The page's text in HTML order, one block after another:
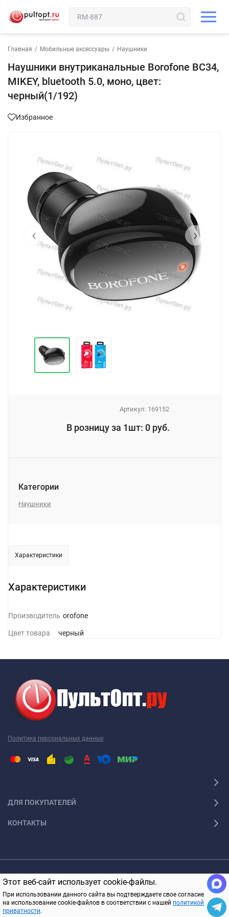
Этот веб-сайт использует cookie-файлы.
При использовании данного сайта вы подтверждаете свое согласие
на использование cookie-файлов в соответствии с нашей политикой
приватности.
Главная / Мобильные аксессуары / Наушники
Наушники внутриканальные Borofone BC34,
MIKEY, bluetooth 5.0, моно, цвет:
черный(1/192)
Избранное
‹ ›
Артикул: 169152
В розницу за 1шт: 0 руб.
В КОРЗИНУ
Категории
Наушники
Характеристики
Характеристики
ПроизводительBorofone
Цвет товара черный
Политика персональных данных
ДЛЯ ПОКУПАТЕЛЕЙ
КОНТАКТЫ
© 2005-2026 ПультОпт.ру Все права защищены